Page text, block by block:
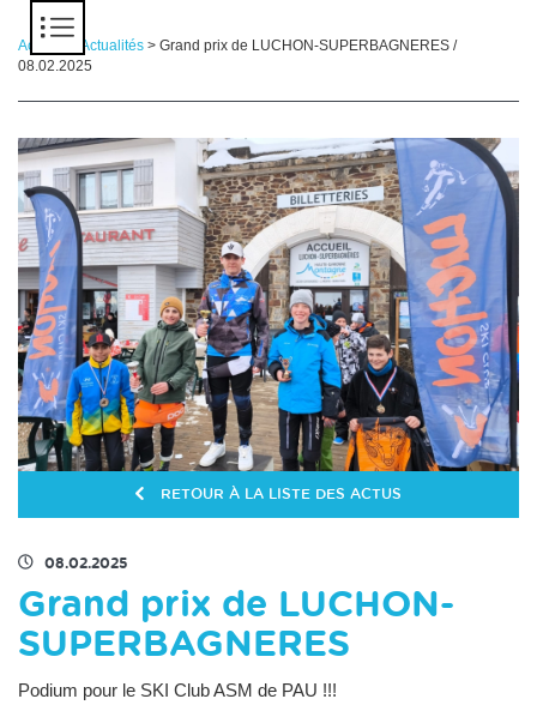
Accueil Actualités > Grand prix de LUCHON-SUPERBAGNERES /
08.02.2025
RETOUR À LA LISTE DES ACTUS
08.02.2025
Grand prix de LUCHON-
SUPERBAGNERES
Podium pour le SKI Club ASM de PAU !!!